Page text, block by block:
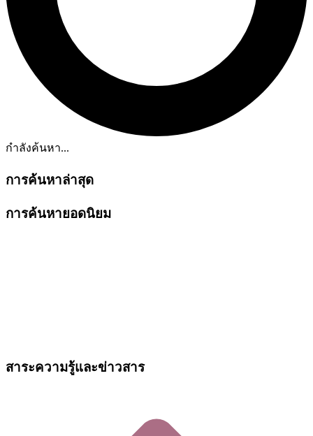
กำลังค้นหา...
การค้นหาล่าสุด
การค้นหายอดนิยม
สาระความรู้และข่าวสาร